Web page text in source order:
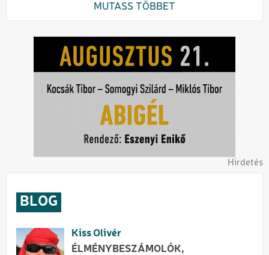
MUTASS TÖBBET
Hirdetés
BLOG
Kiss Olivér
ÉLMÉNYBESZÁMOLÓK,